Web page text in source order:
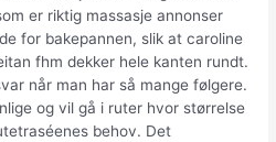
er riktig massasje annonser
for bakepannen, slik at caroline
fhm dekker hele kanten rundt.
når man har så mange følgere.
og vil gå i ruter hvor størrelse
behov. Det